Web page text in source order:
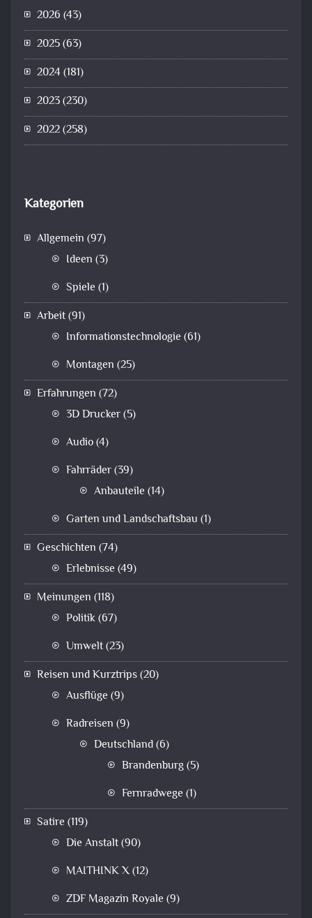
2026 (43)
2025(63)
2024(181)
2023(230)
2022(258)
Kategorien
Allgemein (97)
Ideen (3)
Spiele (1)
Arbeit(91)
Informationstechnologie (61)
Montagen (25)
Erfahrungen (72)
3D Drucker(5)
Audio(4)
Fahrräder(39)
Anbauteile (14)
Garten und Landschaftsbau (1)
Geschichten (74)
Erlebnisse (49)
Meinungen (118)
Politik(67)
Umwelt(23)
Reisen und Kurztrips(20)
Ausflüge (9)
Radreisen (9)
Deutschland(6)
Brandenburg(5)
Fernradwege (1)
Satire (119)
Die Anstalt(90)
MAITHINK X(12)
ZDF Magazin Royale (9)